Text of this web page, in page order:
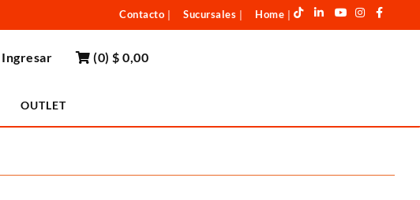
Contacto Sucursales Home
Ingresar (0)$ 0,00
OUTLET